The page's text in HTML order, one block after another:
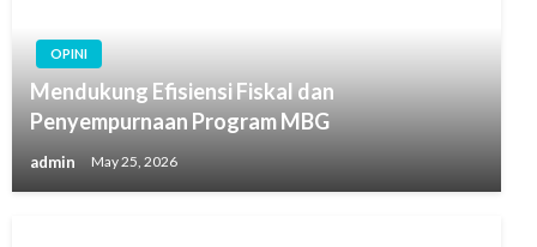
OPINI
Mendukung Efisiensi Fiskal dan
Penyempurnaan Program MBG
admin May 25, 2026